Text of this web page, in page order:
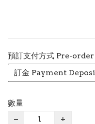
預訂支付方式 Pre-
訂金 Payment
數量
−
+